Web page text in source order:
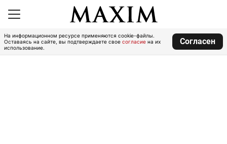
На информационном ресурсе применяются cookie-файлы.
Оставаясь на сайте, вы подтверждаете свое согласие на их
использование.
Согласен